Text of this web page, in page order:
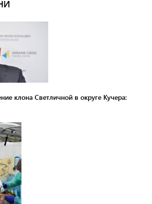
клона Светличной в округе Кучера: